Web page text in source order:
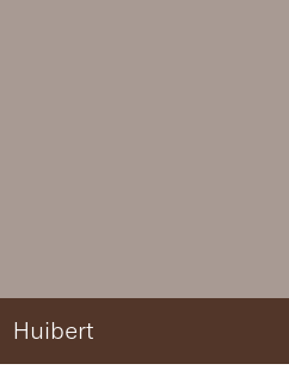
Huibert